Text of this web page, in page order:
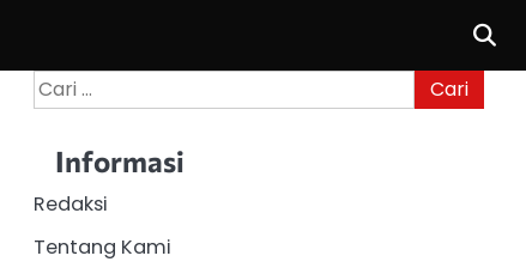
Cari
untuk:
Informasi
Redaksi
Tentang Kami